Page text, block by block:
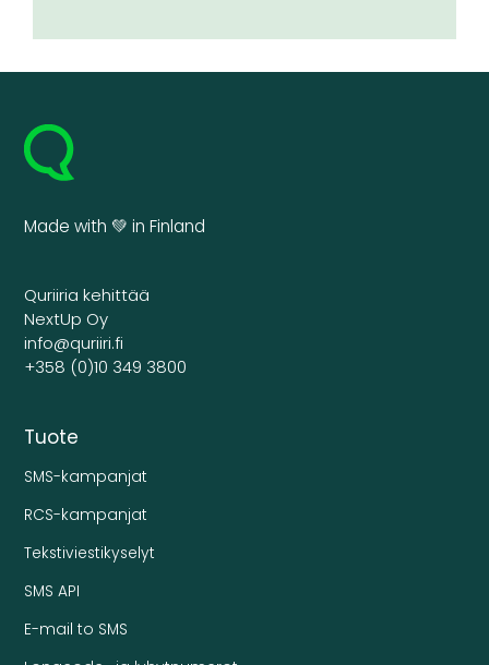
Made with 💚 in Finland
Quriiria kehittää
NextUp Oy
info@quriiri.fi
+358 (0)10 349 3800
Tuote
SMS-kampanjat
RCS-kampanjat
Tekstiviestikyselyt
SMS API
E-mail to SMS